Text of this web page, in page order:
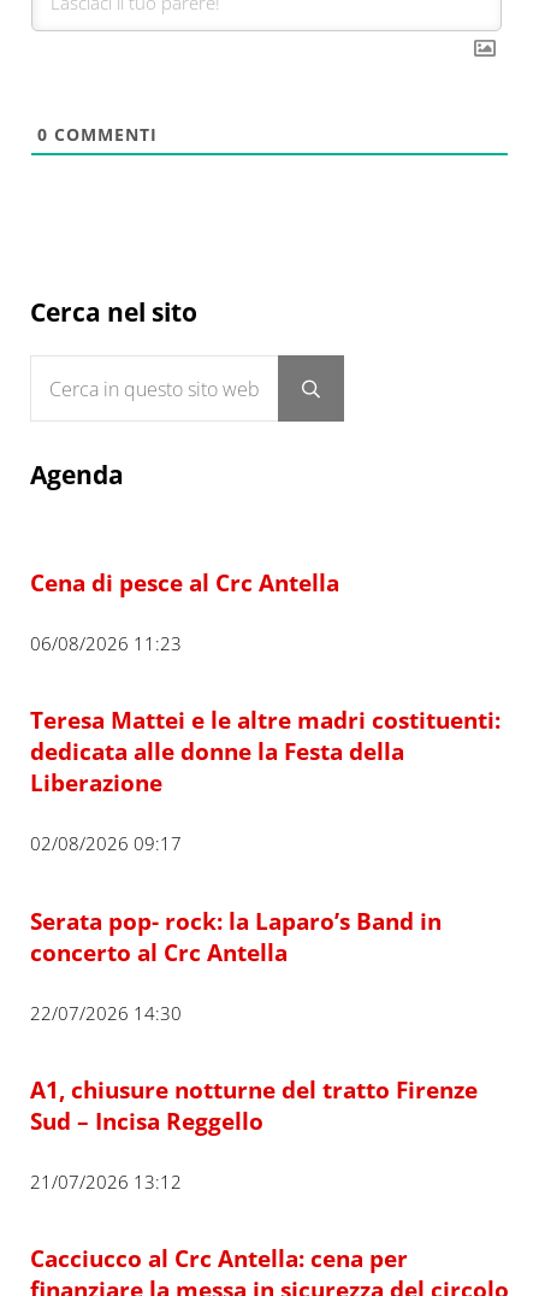
0 COMMENTI
Sidebar
Cerca nel sito
Submit search
Agenda
Cena di pesce al Crc Antella
06/08/2026 11:23
Teresa Mattei e le altre madri costituenti:
dedicata alle donne la Festa della
Liberazione
02/08/2026 09:17
Serata pop- rock: la Laparo’s Band in
concerto al Crc Antella
22/07/2026 14:30
A1, chiusure notturne del tratto Firenze
Sud – Incisa Reggello
21/07/2026 13:12
Cacciucco al Crc Antella: cena per
finanziare la messa in sicurezza del circolo